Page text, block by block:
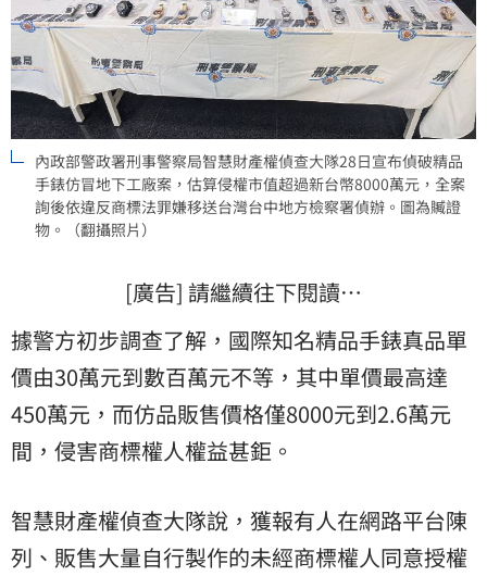
內政部警政署刑事警察局智慧財產權偵查大隊28日宣布偵破精品
手錶仿冒地下工廠案，估算侵權市值超過新台幣8000萬元，全案
詢後依違反商標法罪嫌移送台灣台中地方檢察署偵辦。圖為贓證
物。（翻攝照片）
[廣告] 請繼續往下閱讀…
據警方初步調查了解，國際知名精品手錶真品單
價由30萬元到數百萬元不等，其中單價最高達
450萬元，而仿品販售價格僅8000元到2.6萬元
間，侵害商標權人權益甚鉅。
智慧財產權偵查大隊說，獲報有人在網路平台陳
列、販售大量自行製作的未經商標權人同意授權